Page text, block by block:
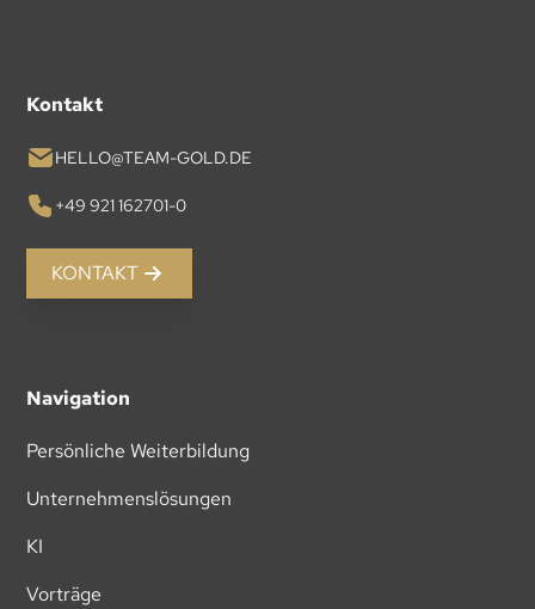
Kontakt
HELLO@TEAM-GOLD.DE
+49 921 162701-0
KONTAKT
Navigation
Persönliche Weiterbildung
Unternehmenslösungen
KI
Vorträge